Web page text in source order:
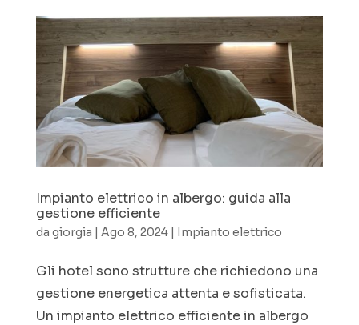
Impianto elettrico in albergo: guida alla
gestione efficiente
da giorgia | Ago 8, 2024| Impianto elettrico
Gli hotel sono strutture che richiedono una
gestione energetica attenta e sofisticata.
Un impianto elettrico efficiente in albergo